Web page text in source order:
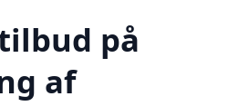
på
af